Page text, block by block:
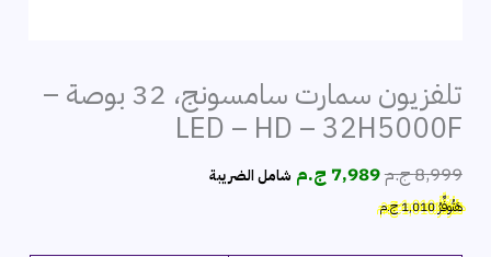
تلفزيون سمارت سامسونج، 32 بوصة –
LED – HD – 32H5000F
8,999ج.مالسعر
الأصلي
7,989 ج.م السعر
شامل الضريبة
هَتُوفِّرُ1,010ج.م